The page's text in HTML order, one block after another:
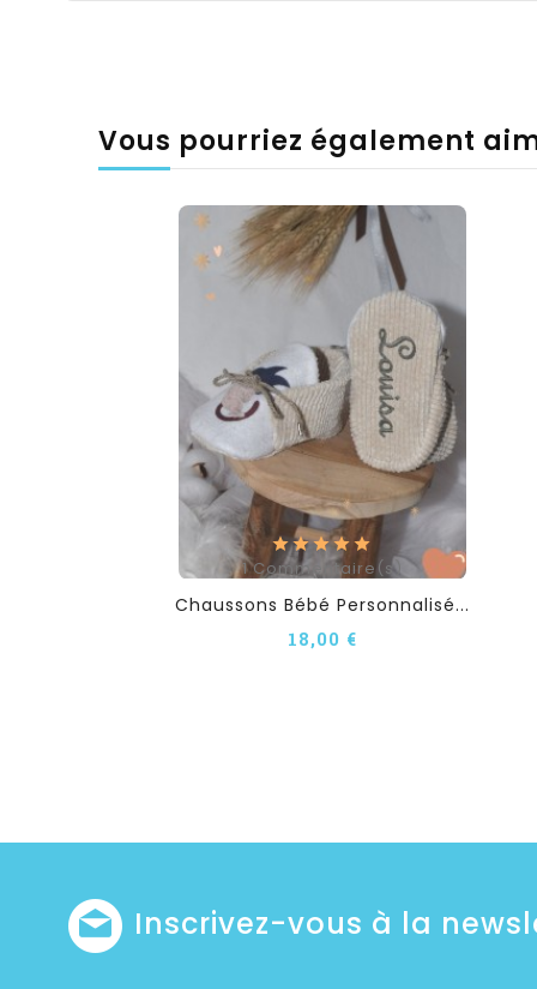
Vous pourriez également
1Commentaire(s)
Chaussons Bébé Personnalisé...
18,00 €
Inscrivez-vous à la